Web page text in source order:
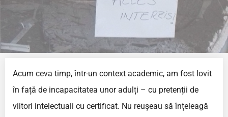
Acum ceva timp, într-un context academic, am fost lovit
în față de incapacitatea unor adulți – cu pretenții de
viitori intelectuali cu certificat. Nu reușeau să înțeleagă